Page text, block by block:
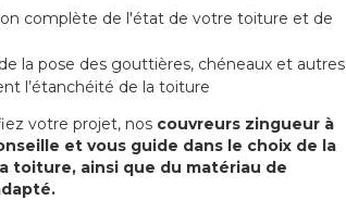
complète de l'état de votre toiture et de
la pose des gouttières, chéneaux et autres
l’étanchéité de la toiture
votre projet, nos couvreurs zingueur à
et vous guide dans le choix de la
toiture, ainsi que du matériau de